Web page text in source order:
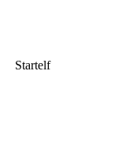
Startelf